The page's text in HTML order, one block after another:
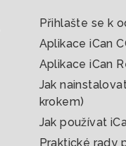
Přihlašte se k
Aplikace iCan
Aplikace iCan
Jak
krokem)
Jak používat
Praktické rady